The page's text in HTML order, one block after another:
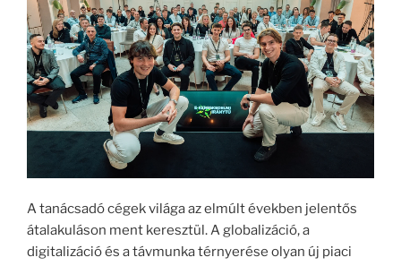
A tanácsadó cégek világa az elmúlt években jelentős
átalakuláson ment keresztül. A globalizáció, a
digitalizáció és a távmunka térnyerése olyan új piaci